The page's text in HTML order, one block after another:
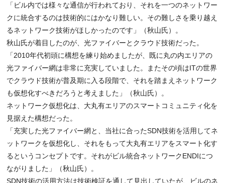
「ビル内では様々な通信が行われており、それを一つのネットワー
クに統合するのは技術的にはかなり難しい。その難しさを乗り越え
るネットワーク技術がほしかったのです」（秋山氏）。
秋山氏が着目したのが、光ファイバーとクラウド技術だった。
「2010年代初頭に構想を練り始めましたが、既に丸の内エリアの
光ファイバー網は非常に充実していました。またその頃はITの世界
でクラウド技術が普及期に入る段階で、それを踏まえネットワーク
も仮想化すべきだろうと考えました」（秋山氏）。
ネットワーク仮想化は、大丸有エリアのスマートコミュニティ化を
見据えた構想だった。
「充実した光ファイバー網と、当社に合ったSDN技術を活用してネ
ットワークを仮想化し、それをもって大丸有エリアをスマート化す
るというコンセプトです。それがビル統合ネットワークENDIにつ
ながりました」（秋山氏）。
SDN技術の活用方法は技術検証を通して見出していたが、ビルのネ